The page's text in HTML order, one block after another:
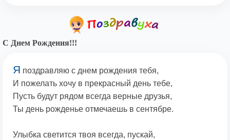
С Днем Рождения!!!
Я поздравляю с днем рождения тебя,
И пожелать хочу в прекрасный день тебе,
Пусть будут рядом всегда верные друзья,
Ты день рожденье отмечаешь в сентябре.
Улыбка светится твоя всегда, пускай,